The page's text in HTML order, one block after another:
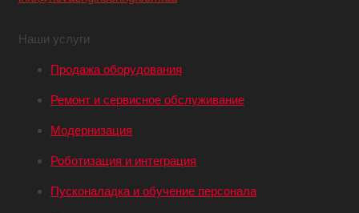
Наши услуги
Продажа оборудования
Ремонт и сервисное обслуживание
Модернизация
Роботизация и интеграция
Пусконаладка и обучение персонала